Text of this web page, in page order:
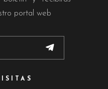
portal web